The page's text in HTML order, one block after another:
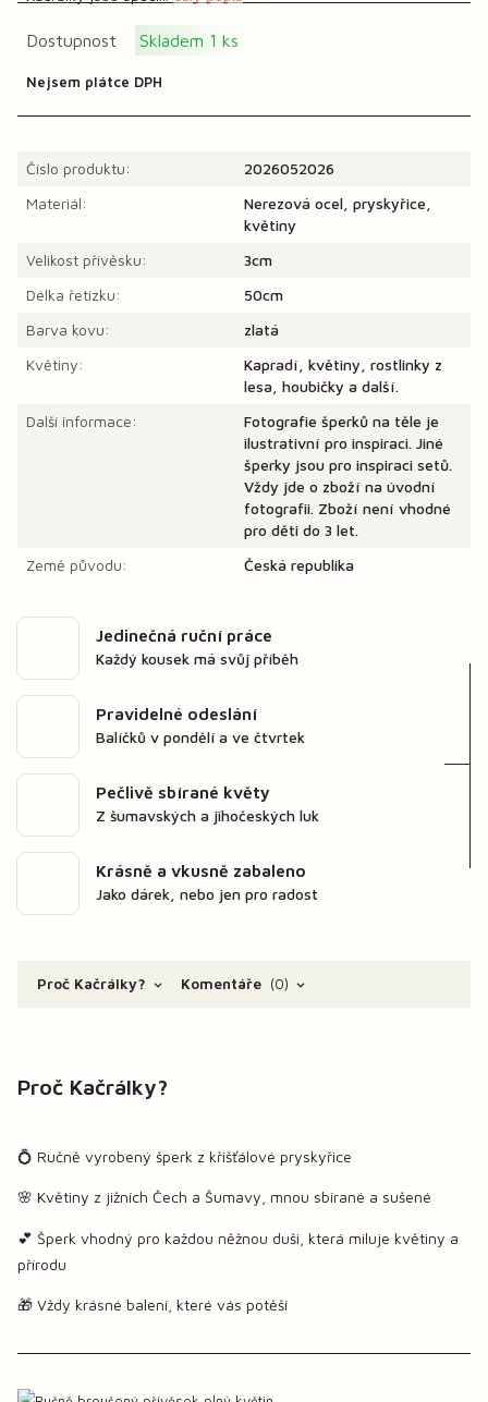
Dostupnost Skladem 1 ks
Nejsem plátce DPH
Číslo produktu:
2026052026
Materiál:
Nerezová ocel, pryskyřice,
květiny
Velikost přívěsku:
3cm
Délka řetízku:
50cm
Barva kovu:
zlatá
Květiny:
Kapradí, květiny, rostlinky z
lesa, houbičky a další.
Další informace:
Fotografie šperků na těle je
ilustrativní pro inspiraci. Jiné
šperky jsou pro inspiraci setů.
Vždy jde o zboží na úvodní
fotografii. Zboží není vhodné
pro děti do 3 let.
Země původu:
Česká republika
Jedinečná ruční práce
Každý kousek má svůj příběh
Pravidelné odeslání
Balíčků v pondělí a ve čtvrtek
Pečlivě sbírané květy
Z šumavských a jihočeských luk
Krásně a vkusně zabaleno
Jako dárek, nebo jen pro radost
Proč Kačrálky? Komentáře 0
Proč Kačrálky?
💍 Ručně vyrobený šperk z křišťálové pryskyřice
🌸 Květiny z jižních Čech a Šumavy, mnou sbírané a sušené
💕 Šperk vhodný pro každou něžnou duši, která miluje květiny a
přírodu
🎁 Vždy krásné balení, které vás potěší